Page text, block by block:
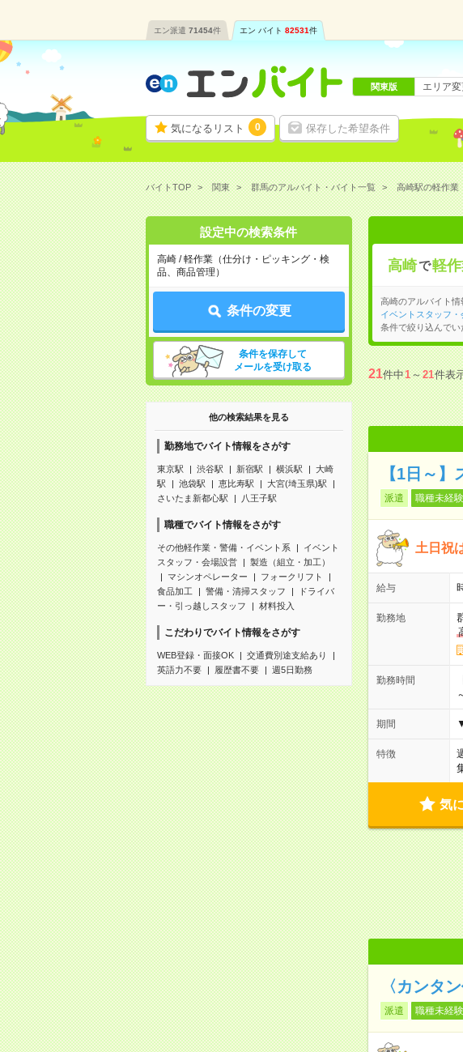
エン派遣 71454件 エン バイト 82531件
気になるリスト 0 保存した希望条件
関東版 エリア変
バイトTOP 関東 群馬のアルバイト・バイト一覧 高崎駅の軽作業
設定中の検索条件
高崎 / 軽作業（仕分け・ピッキング・検
品、商品管理）
条件の変更
条件を保存して
メールを受け取る
他の検索結果を見る
勤務地でバイト情報をさがす
東京駅 渋谷駅 新宿駅 横浜駅
大崎
駅
池袋駅 恵比寿駅
大宮(埼玉県)駅
さいたま新都心駅
八王子駅
職種でバイト情報をさがす
その他軽作業・警備・イベント系
イベント
スタッフ・会場設営
製造（組立・加工）
マシンオペレーター
フォークリフト
食品加工
警備・清掃スタッフ
ドライバ
ー・引っ越しスタッフ
材料投入
こだわりでバイト情報をさがす
WEB登録・面接OK
交通費別途支給あり
英語力不要
履歴書不要 週5日勤務
高崎で軽
高崎のアルバイト情
イベントスタッフ・
条件で絞り込んでい
21件中1～21件表
【1日～
派遣 職種未経
土日祝
給与
勤務地
勤務時間
期間
特徴
気
〈カンタ
派遣 職種未経